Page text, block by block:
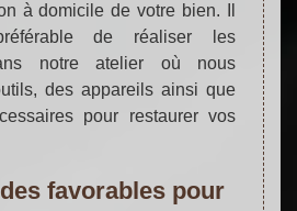
à domicile de votre bien. Il
de réaliser les
notre atelier où nous
des appareils ainsi que
pour restaurer vos
favorables pour